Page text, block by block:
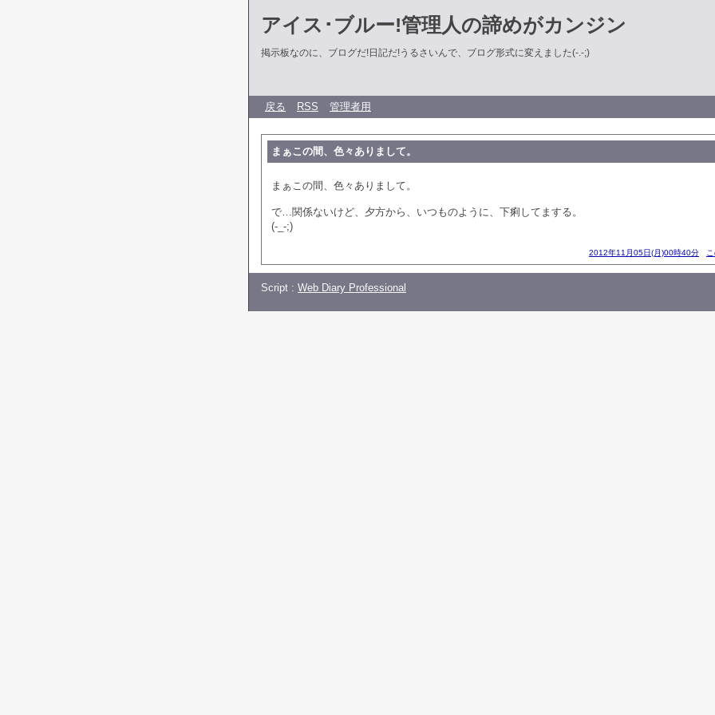
アイス･ブルー!管理人の諦めがカンジン
掲示板なのに、ブログだ!日記だ!うるさいんで、ブログ形式に変えました(-.-;)
戻る RSS 管理者用
まぁこの間、色々ありまして。
まぁこの間、色々ありまして。
で…関係ないけど、夕方から、いつものように、下痢してまする。
(-_-;)
2012年11月05日(月)00時40分
Script : Web Diary Professional